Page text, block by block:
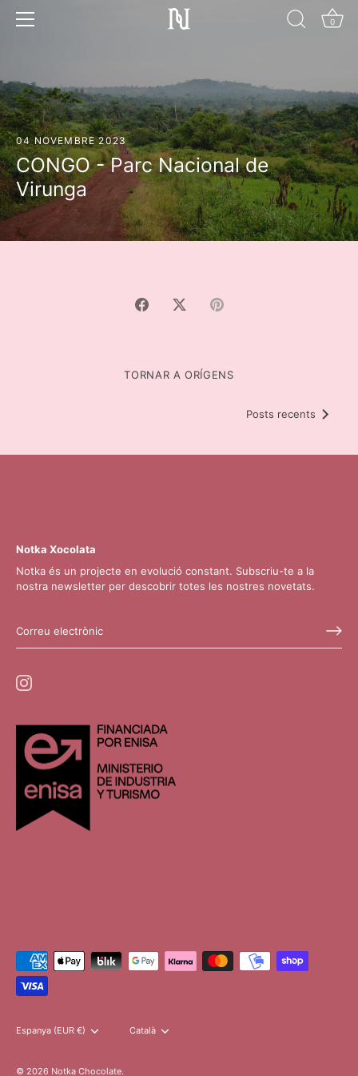
0
04 NOVEMBRE 2023
CONGO - Parc Nacional de
Virunga
CompartirTuitejarFer
TORNAR A ORÍGENS
Posts recents
Notka Xocolata
Notka és un projecte en evolució constant. Subscriu-te a la
nostra newsletter per descobrir totes les nostres novetats.
Moneda
Espanya (EUR €) Idioma
Català
© 2026 Notka Chocolate.